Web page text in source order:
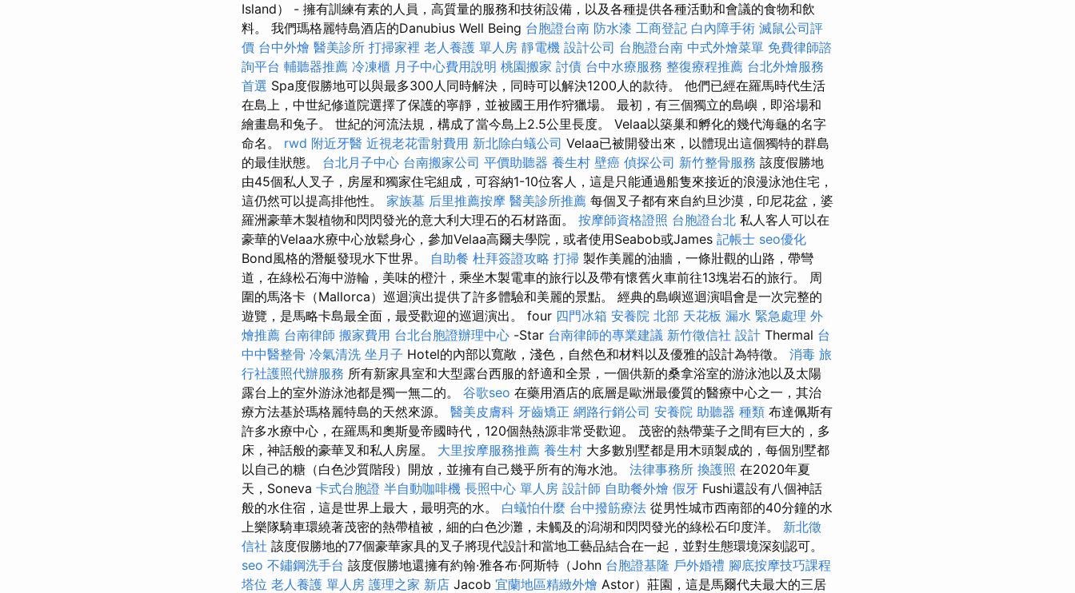
Island） - 擁有訓練有素的人員，高質量的服務和技術設備，以及各種提供各種活動和會議的食物和飲
料。 我們瑪格麗特島酒店的Danubius Well Being 台胞證台南 防水漆 工商登記 白內障手術 滅鼠公司評
價 台中外燴 醫美診所 打掃家裡 老人養護 單人房 靜電機 設計公司 台胞證台南 中式外燴菜單 免費律師諮
詢平台 輔聽器推薦 冷凍櫃 月子中心費用說明 桃園搬家 討債 台中水療服務 整復療程推薦 台北外燴服務
首選 Spa度假勝地可以與最多300人同時解決，同時可以解決1200人的款待。 他們已經在羅馬時代生活
在島上，中世紀修道院選擇了保護的寧靜，並被國王用作狩獵場。 最初，有三個獨立的島嶼，即浴場和
繪畫島和兔子。 世紀的河流法規，構成了當今島上2.5公里長度。 Velaa以築巢和孵化的幾代海龜的名字
命名。 rwd 附近牙醫 近視老花雷射費用 新北除白蟻公司 Velaa已被開發出來，以體現出這個獨特的群島
的最佳狀態。 台北月子中心 台南搬家公司 平價助聽器 養生村 壁癌 偵探公司 新竹整骨服務 該度假勝地
由45個私人叉子，房屋和獨家住宅組成，可容納1-10位客人，這是只能通過船隻來接近的浪漫泳池住宅，
這仍然可以提高排他性。 家族墓 后里推薦按摩 醫美診所推薦 每個叉子都有來自約旦沙漠，印尼花盆，婆
羅洲豪華木製植物和閃閃發光的意大利大理石的石材路面。 按摩師資格證照 台胞證台北 私人客人可以在
豪華的Velaa水療中心放鬆身心，參加Velaa高爾夫學院，或者使用Seabob或James 記帳士 seo優化
Bond風格的潛艇發現水下世界。 自助餐 杜拜簽證攻略 打掃 製作美麗的油牆，一條壯觀的山路，帶彎
道，在綠松石海中游輪，美味的橙汁，乘坐木製電車的旅行以及帶有懷舊火車前往13塊岩石的旅行。 周
圍的馬洛卡（Mallorca）巡迴演出提供了許多體驗和美麗的景點。 經典的島嶼巡迴演唱會是一次完整的
遊覽，是馬略卡島最全面，最受歡迎的巡迴演出。 four 四門冰箱 安養院 北部 天花板 漏水 緊急處理 外
燴推薦 台南律師 搬家費用 台北台胞證辦理中心 -Star 台南律師的專業建議 新竹徵信社 設計 Thermal 台
中中醫整骨 冷氣清洗 坐月子 Hotel的內部以寬敞，淺色，自然色和材料以及優雅的設計為特徵。 消毒 旅
行社護照代辦服務 所有新家具室和大型露台西服的舒適和全景，一個供新的桑拿浴室的游泳池以及太陽
露台上的室外游泳池都是獨一無二的。 谷歌seo 在藥用酒店的底層是歐洲最優質的醫療中心之一，其治
療方法基於瑪格麗特島的天然來源。 醫美皮膚科 牙齒矯正 網路行銷公司 安養院 助聽器 種類 布達佩斯有
許多水療中心，在羅馬和奧斯曼帝國時代，120個熱熱源非常受歡迎。 茂密的熱帶葉子之間有巨大的，多
床，神話般的豪華叉和私人房屋。 大里按摩服務推薦 養生村 大多數別墅都是用木頭製成的，每個別墅都
以自己的糖（白色沙質階段）開放，並擁有自己幾乎所有的海水池。 法律事務所 換護照 在2020年夏
天，Soneva 卡式台胞證 半自動咖啡機 長照中心 單人房 設計師 自助餐外燴 假牙 Fushi還設有八個神話
般的水住宿，這是世界上最大，最明亮的水。 白蟻怕什麼 台中撥筋療法 從男性城市西南部的40分鐘的水
上樂隊騎車環繞著茂密的熱帶植被，細的白色沙灘，未觸及的潟湖和閃閃發光的綠松石印度洋。 新北徵
信社 該度假勝地的77個豪華家具的叉子將現代設計和當地工藝品結合在一起，並對生態環境深刻認可。
seo 不鏽鋼洗手台 該度假勝地還擁有約翰·雅各布·阿斯特（John 台胞證基隆 戶外婚禮 腳底按摩技巧課程
塔位 老人養護 單人房 護理之家 新店 Jacob 宜蘭地區精緻外燴 Astor）莊園，這是馬爾代夫最大的三居